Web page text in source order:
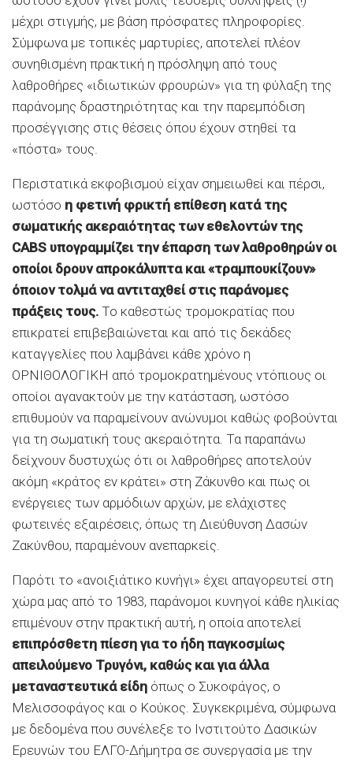
μέχρι στιγμής, με βάση πρόσφατες πληροφορίες.
Σύμφωνα με τοπικές μαρτυρίες, αποτελεί πλέον
συνηθισμένη πρακτική η πρόσληψη από τους
λαθροθήρες «ιδιωτικών φρουρών» για τη φύλαξη της
παράνομης δραστηριότητας και την παρεμπόδιση
προσέγγισης στις θέσεις όπου έχουν στηθεί τα
«πόστα» τους.
Περιστατικά εκφοβισμού είχαν σημειωθεί και πέρσι,
ωστόσο η φετινή φρικτή επίθεση κατά της
σωματικής ακεραιότητας των εθελοντών της
CABS υπογραμμίζει την έπαρση των λαθροθηρών οι
οποίοι δρουν απροκάλυπτα και «τραμπουκίζουν»
όποιον τολμά να αντιταχθεί στις παράνομες
πράξεις τους. Το καθεστώς τρομοκρατίας που
επικρατεί επιβεβαιώνεται και από τις δεκάδες
καταγγελίες που λαμβάνει κάθε χρόνο η
ΟΡΝΙΘΟΛΟΓΙΚΗ από τρομοκρατημένους ντόπιους οι
οποίοι αγανακτούν με την κατάσταση, ωστόσο
επιθυμούν να παραμείνουν ανώνυμοι καθώς φοβούνται
για τη σωματική τους ακεραιότητα. Τα παραπάνω
δείχνουν δυστυχώς ότι οι λαθροθήρες αποτελούν
ακόμη «κράτος εν κράτει» στη Ζάκυνθο και πως οι
ενέργειες των αρμόδιων αρχών, με ελάχιστες
φωτεινές εξαιρέσεις, όπως τη Διεύθυνση Δασών
Ζακύνθου, παραμένουν ανεπαρκείς.
Παρότι το «ανοιξιάτικο κυνήγι» έχει απαγορευτεί στη
χώρα μας από το 1983, παράνομοι κυνηγοί κάθε ηλικίας
επιμένουν στην πρακτική αυτή, η οποία αποτελεί
επιπρόσθετη πίεση για το ήδη παγκοσμίως
απειλούμενο Τρυγόνι, καθώς και για άλλα
μεταναστευτικά είδη όπως ο Συκοφάγος, ο
Μελισσοφάγος και ο Κούκος. Συγκεκριμένα, σύμφωνα
με δεδομένα που συνέλεξε το Ινστιτούτο Δασικών
Ερευνών του ΕΛΓΟ-Δήμητρα σε συνεργασία με την